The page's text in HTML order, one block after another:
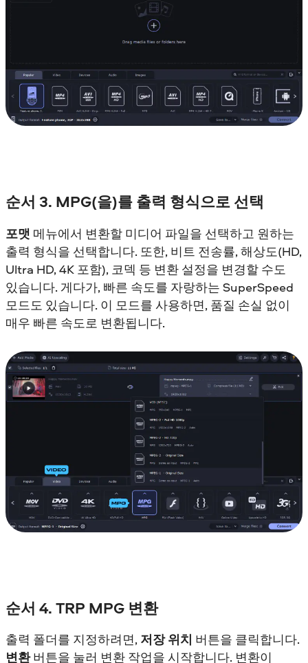
순서 3. MPG(을)를 출력 형식으로 선택
포맷 메뉴에서 변환할 미디어 파일을 선택하고 원하는
출력 형식을 선택합니다. 또한, 비트 전송률, 해상도(HD,
Ultra HD, 4K 포함), 코덱 등 변환 설정을 변경할 수도
있습니다. 게다가, 빠른 속도를 자랑하는 SuperSpeed
모드도 있습니다. 이 모드를 사용하면, 품질 손실 없이
매우 빠른 속도로 변환됩니다.
순서 4. TRP MPG 변환
출력 폴더를 지정하려면, 저장 위치 버튼을 클릭합니다.
변환버튼을 눌러 변환 작업을 시작합니다. 변환이